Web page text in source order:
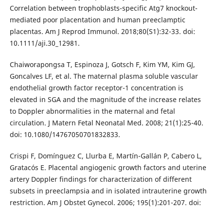
Correlation between trophoblasts-specific Atg7 knockout-
mediated poor placentation and human preeclamptic
placentas. Am J Reprod Immunol. 2018;80(S1):32-33. doi:
10.1111/aji.30_12981.
Chaiworapongsa T, Espinoza J, Gotsch F, Kim YM, Kim GJ,
Goncalves LF, et al. The maternal plasma soluble vascular
endothelial growth factor receptor-1 concentration is
elevated in SGA and the magnitude of the increase relates
to Doppler abnormalities in the maternal and fetal
circulation. J Matern Fetal Neonatal Med. 2008; 21(1):25-40.
doi: 10.1080/14767050701832833.
Crispi F, Domínguez C, Llurba E, Martín-Gallán P, Cabero L,
Gratacós E. Placental angiogenic growth factors and uterine
artery Doppler findings for characterization of different
subsets in preeclampsia and in isolated intrauterine growth
restriction. Am J Obstet Gynecol. 2006; 195(1):201-207. doi: